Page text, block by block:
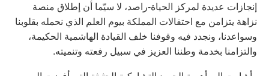
إنجازات عديدة لمركز الحياة-راصد، لا سيّما أن إطلاق منصة
نزاهة يتزامن مع احتفالات المملكة بيوم العلم الذي نحمله بقلوبنا
وسواعدنا، ونجدد فيه وقوفنا خلف القيادة الهاشمية الحكيمة،
والتزامنا بخدمة وطننا العزيز في سبيل رفعته وتنميته.